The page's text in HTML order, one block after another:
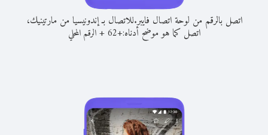
اتصل بالرقم من لوحة اتصال فايبر.للاتصال بـ إندونيسيا من مارتينيك،
اتصل كما هو موضح أدناه:+
62
+الرقم المحلي